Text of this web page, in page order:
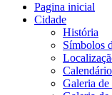
Pagina inicial
Cidade
História
Símbolos
Galeria de